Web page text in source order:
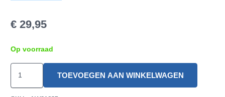
€ 29,95
Op voorraad
TOEVOEGEN AAN WINKELWAGEN